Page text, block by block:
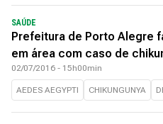
SAÚDE
Prefeitura de Porto Alegre
em área com caso de
02/07/2016 - 15h00min
AEDES AEGYPTI CHIKUNGUNYA